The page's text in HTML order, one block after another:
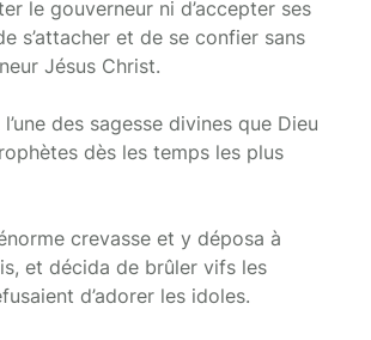
le gouverneur ni d’accepter ses
s’attacher et de se confier sans
Jésus Christ.
des sagesse divines que Dieu
dès les temps les plus
crevasse et y déposa à
et décida de brûler vifs les
d’adorer les idoles.